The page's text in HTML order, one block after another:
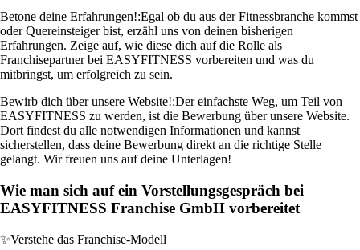
Betone deine Erfahrungen!:Egal ob du aus der Fitnessbranche kommst
oder Quereinsteiger bist, erzähl uns von deinen bisherigen
Erfahrungen. Zeige auf, wie diese dich auf die Rolle als
Franchisepartner bei EASYFITNESS vorbereiten und was du
mitbringst, um erfolgreich zu sein.
Bewirb dich über unsere Website!:Der einfachste Weg, um Teil von
EASYFITNESS zu werden, ist die Bewerbung über unsere Website.
Dort findest du alle notwendigen Informationen und kannst
sicherstellen, dass deine Bewerbung direkt an die richtige Stelle
gelangt. Wir freuen uns auf deine Unterlagen!
Wie man sich auf ein Vorstellungsgespräch bei
EASYFITNESS Franchise GmbH vorbereitet
✨Verstehe das Franchise-Modell